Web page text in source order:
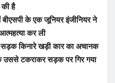
की है
के एक जूनियर इंजीनियर ने
कर ली
सड़क किनारे खड़ी कार का अचानक
टकराकर सड़क पर गिर गया